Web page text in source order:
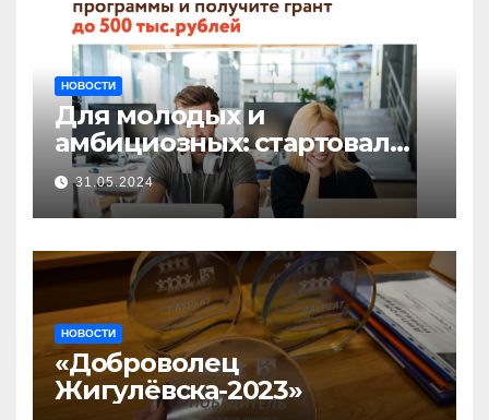
НОВОСТИ
Для молодых и
амбициозных: стартовал
прием заявок на участие в
бизнес-акселераторе «Ты
предприниматель»
31.05.2024
НОВОСТИ
«Доброволец
Жигулёвска-2023»